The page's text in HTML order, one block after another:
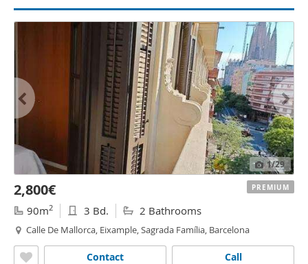
1/29
2,800€
90m2 3 Bd. 2 Bathrooms
Calle De Mallorca, Eixample, Sagrada Família, Barcelona
Call
Contact
PREMIUM